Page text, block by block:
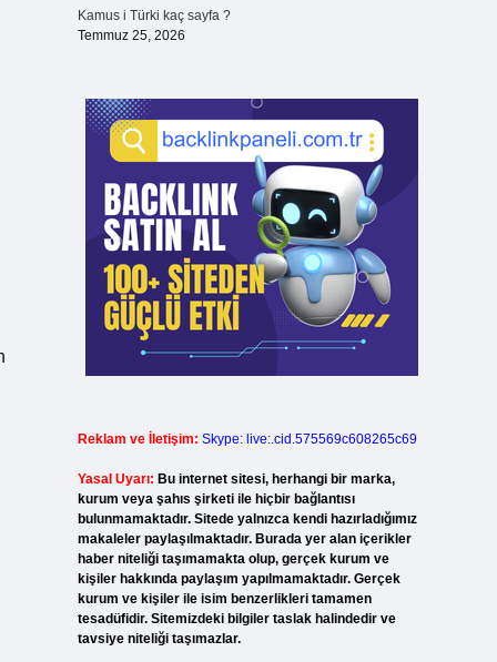
Kamus i Türki kaç sayfa ?
Temmuz 25, 2026
Reklam ve İletişim: Skype: live:.cid.575569c608265c69
Yasal Uyarı: Bu internet sitesi, herhangi bir marka,
kurum veya şahıs şirketi ile hiçbir bağlantısı
bulunmamaktadır. Sitede yalnızca kendi hazırladığımız
makaleler paylaşılmaktadır. Burada yer alan içerikler
haber niteliği taşımamakta olup, gerçek kurum ve
kişiler hakkında paylaşım yapılmamaktadır. Gerçek
kurum ve kişiler ile isim benzerlikleri tamamen
tesadüfidir. Sitemizdeki bilgiler taslak halindedir ve
tavsiye niteliği taşımazlar.